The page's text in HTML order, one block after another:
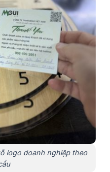
logo doanh nghiệp theo